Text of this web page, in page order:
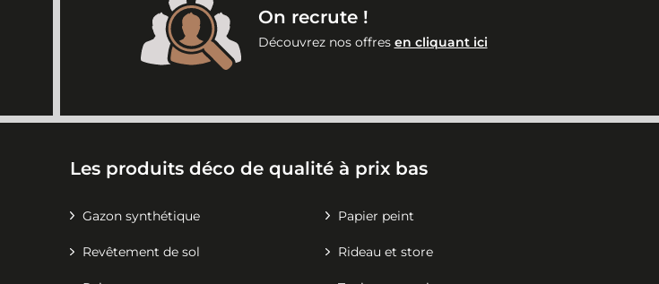
On recrute !
Découvrez nos offres en cliquant ici
Les produits déco de qualité à prix bas
Gazon synthétique Papier peint
Revêtement de sol Rideau et store